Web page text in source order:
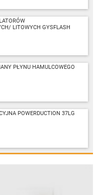
LITOWYCH GYSFLASH
PŁYNU HAMULCOWEGO
POWERDUCTION 37LG